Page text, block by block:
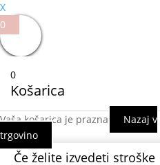
X
0
0
Košarica
Vaša košarica je prazna
Nazaj v
trgovino
Če želite izvedeti stroške